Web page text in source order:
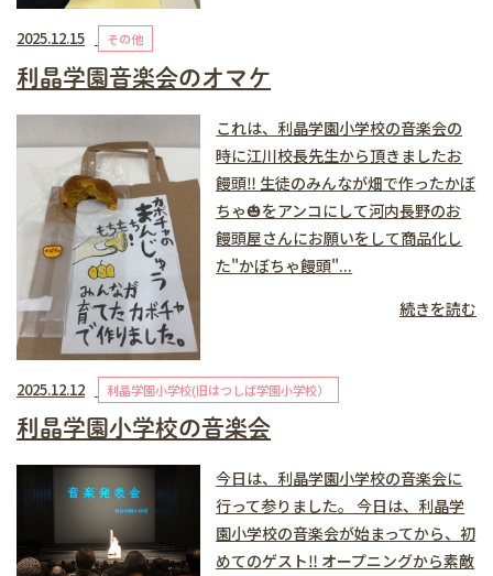
2025.12.15 その他
利晶学園音楽会のオマケ
これは、利晶学園小学校の音楽会の
時に江川校長先生から頂きましたお
饅頭‼️ 生徒のみんなが畑で作ったかぼ
ちゃ🎃をアンコにして河内長野のお
饅頭屋さんにお願いをして商品化し
た"かぼちゃ饅頭"...
続きを読む
2025.12.12 利晶学園小学校(旧はつしば学園小学校）
利晶学園小学校の音楽会
今日は、利晶学園小学校の音楽会に
行って参りました。 今日は、利晶学
園小学校の音楽会が始まってから、初
めてのゲスト‼️ オープニングから素敵